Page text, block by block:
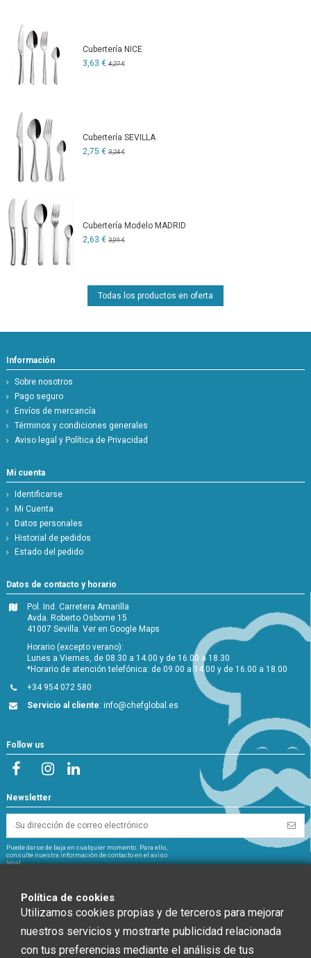
Cubertería NICE
3,63 € 4,27 €
Cubertería SEVILLA
2,75 € 3,24 €
Cubertería Modelo MADRID
2,63 € 3,09 €
Todas los productos en oferta
Información
Sobre nosotros
Pago seguro
Envíos de mercancía
Términos y condiciones generales
Aviso legal y Política de Privacidad
Mi cuenta
Identificarse
Mi Cuenta
Datos personales
Historial de pedidos
Estado del pedido
Datos de contacto y horario
Pol. Ind. Carretera Amarilla
Avda. Roberto Osborne 15
41007 Sevilla.Ver en Google Maps
Horario (excepto verano):
Lunes a Viernes, de 08.30 a 14.00 y de 16.00 a 18.30
*Horario de atención telefónica: de 09.00 a 14.00 y de 16.00 a 18.00
+34 954 072 580
Servicio al cliente:info@chefglobal.es
Follow us
Newsletter
Puede darse de baja en cualquier momento. Para ello,
consulte nuestra información de contacto en el aviso
legal.
Política de cookies
Utilizamos cookies propias y de terceros para mejorar
nuestros servicios y mostrarte publicidad relacionada
con tus preferencias mediante el análisis de tus